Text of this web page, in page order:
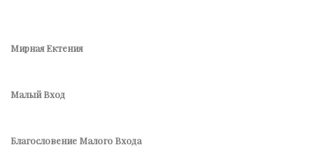
Мирная Ектения
Малый Вход
Благословение Малого Входа